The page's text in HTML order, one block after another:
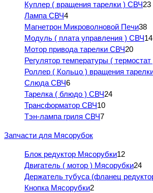
Куплер ( вращения тарелки ) СВЧ23
Лампа СВЧ4
Магнетрон Микроволновой Печи38
Модуль ( плата управления ) СВЧ14
Мотор привода тарелки СВЧ20
Регулятор температуры (
Роллер ( Кольцо ) вращения
Слюда СВЧ6
Тарелка ( блюдо ) СВЧ24
Трансформатор СВЧ10
Тэн-лампа гриля СВЧ7
Запчасти для Мясорубок
Блок редуктор Мясорубки12
Двигатель ( мотор ) Мясорубки24
Держатель тубуса (фланец
Кнопка Мясорубки2